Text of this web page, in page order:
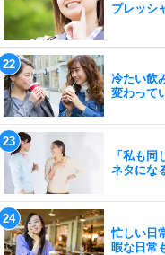
プレッシ
冷たい飲
変わって
「私も
ネタにな
忙しい日
暇な日常